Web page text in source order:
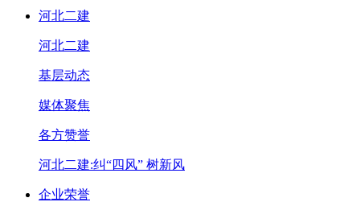
河北二建
河北二建
基层动态
媒体聚焦
各方赞誉
河北二建:纠“四风” 树新风
企业荣誉